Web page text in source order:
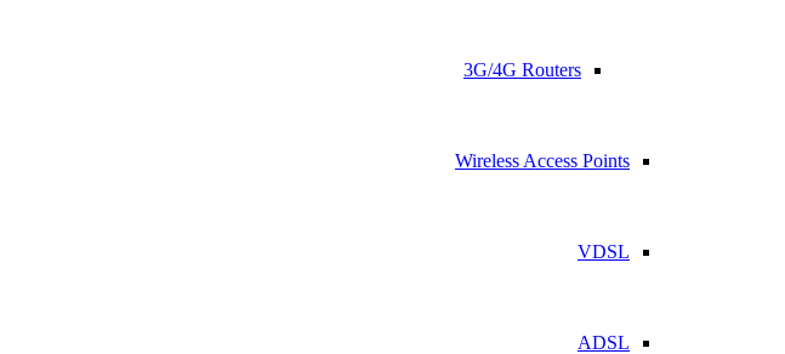
3G/4G Routers
Wireless Access Points
VDSL
ADSL